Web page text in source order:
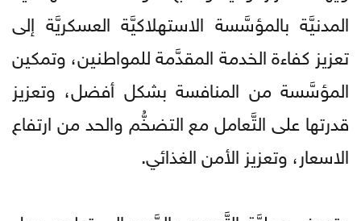
المدنيَّة بالمؤسَّسة الاستهلاكيَّة العسكريَّة إلى
تعزيز كفاءة الخدمة المقدَّمة للمواطنين، وتمكين
المؤسَّسة من المنافسة بشكل أفضل، وتعزيز
قدرتها على التَّعامل مع التضخُّم والحد من ارتفاع
الاسعار، وتعزيز الأمن الغذائي.